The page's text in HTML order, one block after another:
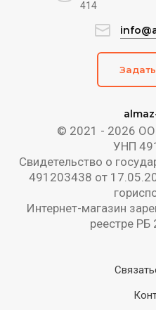
© 2021 - 2026
УНП
Свидетельство о
491203438 от
Интернет-магазин
реестре РБ
414